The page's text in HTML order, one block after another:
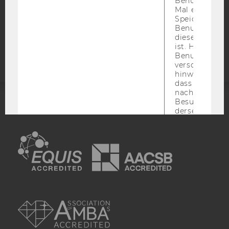
Barrierefreiheitserklärung
EQUIS
Mal eine
Speichert die
Benutzer-ID,
diese Seite
ist. Hotjar
Benutzer
verschiedene
hinweg.Stellt
dass Daten
Besuchen auf
derselben
_hjid